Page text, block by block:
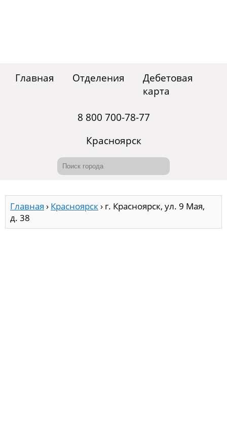
Главная Отделения
Дебетовая
карта
8 800 700-78-77
Красноярск
Главная › Красноярск › г. Красноярск, ул. 9 Мая,
д. 38